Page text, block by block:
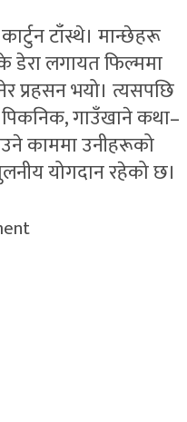
टाँस्थे। मान्छेहरू
डेरा लगायत फिल्ममा
प्रहसन भयो। त्यसपछि
गाउँखाने कथा–
काममा उनीहरूको
योगदान रहेको छ।